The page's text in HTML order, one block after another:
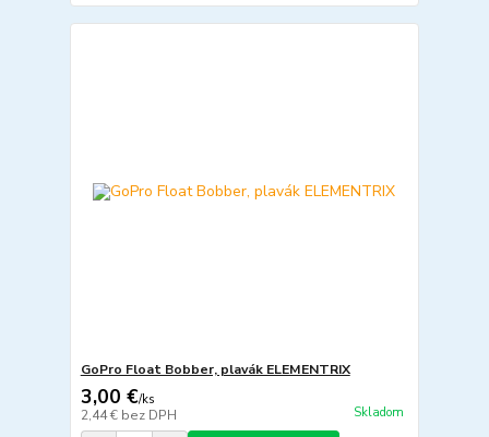
GoPro Float Bobber, plavák ELEMENTRIX
3,00 €/ks
2,44 € bez DPH Skladom